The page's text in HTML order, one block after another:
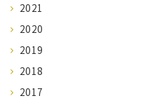
2021
2020
2019
2018
2017